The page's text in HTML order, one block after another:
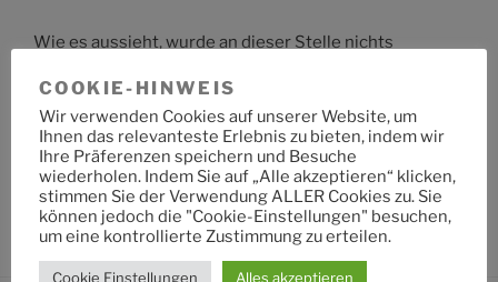
Wie es aussieht, wurde an dieser Stelle nichts
Suche
nach:
COOKIE-HINWEIS
Wir verwenden Cookies auf unserer Website, um
Ihnen das relevanteste Erlebnis zu bieten, indem wir
Ihre Präferenzen speichern und Besuche
wiederholen. Indem Sie auf „Alle akzeptieren“ klicken,
stimmen Sie der Verwendung ALLER Cookies zu. Sie
können jedoch die "Cookie-Einstellungen" besuchen,
um eine kontrollierte Zustimmung zu erteilen.
Cookie Einstellungen Alles akzeptieren